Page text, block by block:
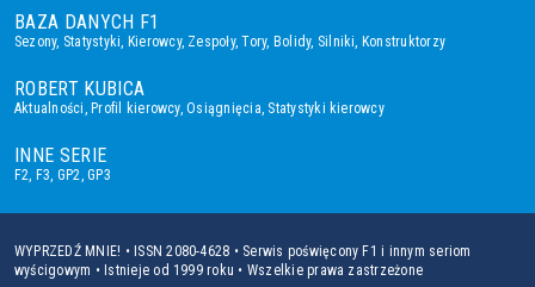
BAZA DANYCH F1
Sezony, Statystyki, Kierowcy, Zespoły,Tory, Bolidy, Silniki, Konstruktorzy
ROBERT KUBICA
Aktualności,Profil kierowcy,Osiągnięcia, Statystyki kierowcy
INNE SERIE
F2, F3, GP2,GP3
WYPRZEDŹ MNIE! • ISSN 2080-4628 • Serwis poświęcony F1 i innym seriom
wyścigowym • Istnieje od 1999 roku • Wszelkie prawa zastrzeżone